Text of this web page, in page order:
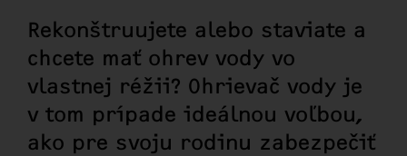
Rekonštruujete alebo staviate a
chcete mať ohrev vody vo
vlastnej réžii? Ohrievač vody je
v tom prípade ideálnou voľbou,
ako pre svoju rodinu zabezpečiť